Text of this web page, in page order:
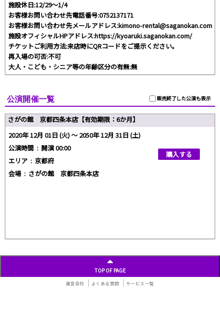
施設休日:12/29～1/4
お客様お問い合わせ先電話番号:0752137171
お客様お問い合わせ先メールアドレス:kimono-rental@saganokan.com
施設オフィシャルHPアドレス:https://kyoaruki.saganokan.com/
チケットご利用方法:来店時にQRコードをご提示ください。
再入場の可否:不可
大人・こども・シニア等の年齢区分の有無:無
販売終了した公演も表示
公演開催一覧
さがの館 京都四条本店【有効期限：6か月】
2020年 12月 01日 (火) 〜 2050年 12月 31日 (土)
公演時間 : 開演 00:00
エリア : 京都府
会場 : さがの館 京都四条本店
購入する
TOP OF PAGE
運営会社 よくある質問
サービス一覧